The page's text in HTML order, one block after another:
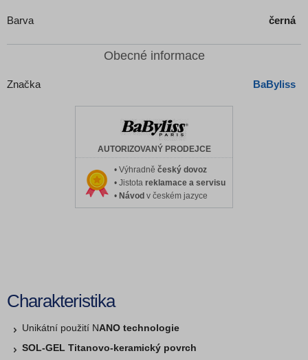
Barva černá
Obecné informace
Značka BaByliss
AUTORIZOVANÝ PRODEJCE
• Výhradně český dovoz
• Jistota reklamace a servisu
• Návod v českém jazyce
Charakteristika
Unikátní použití NANO technologie
SOL-GEL Titanovo-keramický povrch